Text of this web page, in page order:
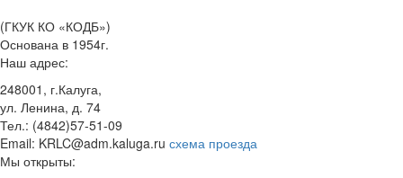
(ГКУК КО «КОДБ»)
Основана в 1954г.
Наш адрес:
248001, г.Калуга,
ул. Ленина, д. 74
Тел.: (4842)57-51-09
Email: KRLC@adm.kaluga.ru схема проезда
Мы открыты: